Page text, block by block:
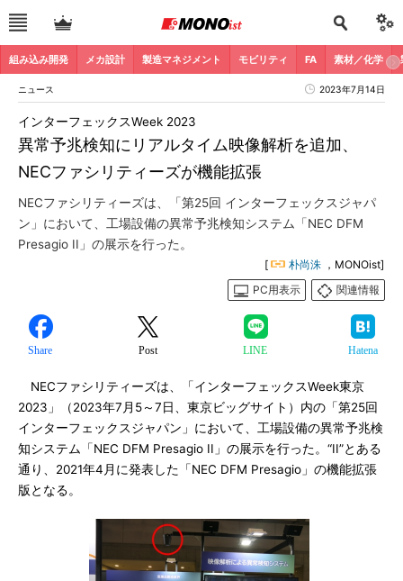
組み込み開発 メカ設計 製造マネジメント モビリティ FA 素材／化学
ニュース 2023年7月14日
異常予兆検知にリアルタイム映像解析を追加、
NECファシリティーズが機能拡張
インターフェックスWeek 2023
NECファシリティーズは、「第25回 インターフェックスジャパ
ン」において、工場設備の異常予兆検知システム「NEC DFM
Presagio II」の展示を行った。
[ 朴尚洙 ，MONOist]
PC用表示
関連情報
Share Post LINE Hatena
NECファシリティーズは、「インターフェックスWeek東京
2023」（2023年7月5～7日、東京ビッグサイト）内の「第25回
インターフェックスジャパン」において、工場設備の異常予兆検
知システム「NEC DFM Presagio II」の展示を行った。“II”とある
通り、2021年4月に発表した「NEC DFM Presagio」の機能拡張
版となる。